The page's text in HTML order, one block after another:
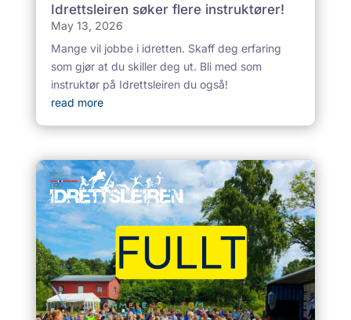
Idrettsleiren søker flere instruktører!
May 13, 2026
Mange vil jobbe i idretten. Skaff deg erfaring
som gjør at du skiller deg ut. Bli med som
instruktør på Idrettsleiren du også!
read more